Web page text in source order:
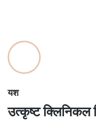
यश
उत्कृष्ट क्लिनिकल